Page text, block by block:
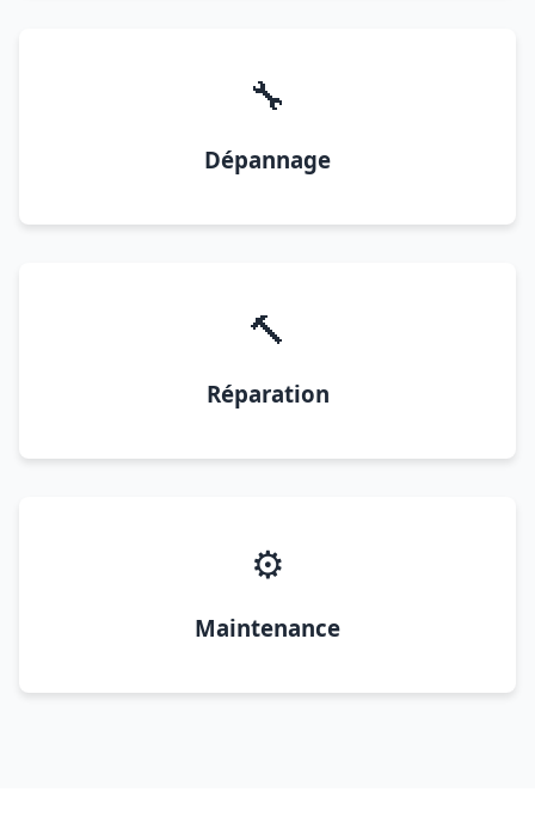
🔧
Dépannage
🔨
Réparation
⚙️
Maintenance